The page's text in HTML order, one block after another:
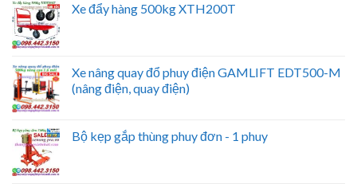
Xe đẩy hàng 500kg XTH200T
Xe nâng quay đổ phuy điện GAMLIFT EDT500-M
(nâng điện, quay điện)
Bộ kẹp gắp thùng phuy đơn - 1 phuy